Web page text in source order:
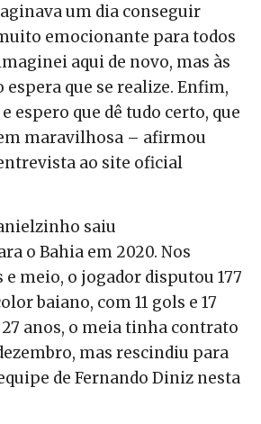
um dia conseguir
emocionante para todos
aqui de novo, mas às
espera que se realize. Enfim,
espero que dê tudo certo, que
maravilhosa – afirmou
ao site oficial
saiu
o Bahia em 2020. Nos
meio, o jogador disputou 177
baiano, com 11 gols e 17
anos, o meia tinha contrato
mas rescindiu para
de Fernando Diniz nesta